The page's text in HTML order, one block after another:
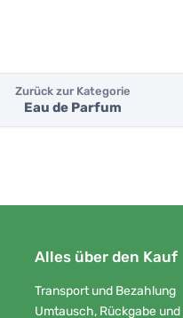
Zurück zur Kategorie
Eau de Parfum
Alles über den Kauf
Transport und Bezahlung
Umtausch, Rückgabe